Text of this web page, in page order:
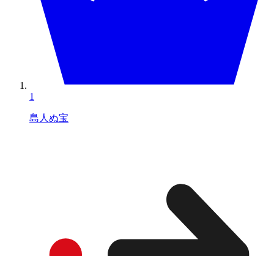
1
島人ぬ宝